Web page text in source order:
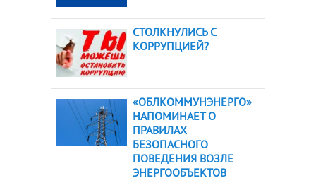
СТОЛКНУЛИСЬ С
КОРРУПЦИЕЙ?
«ОБЛКОММУНЭНЕРГО»
НАПОМИНАЕТ О
ПРАВИЛАХ
БЕЗОПАСНОГО
ПОВЕДЕНИЯ ВОЗЛЕ
ЭНЕРГООБЪЕКТОВ